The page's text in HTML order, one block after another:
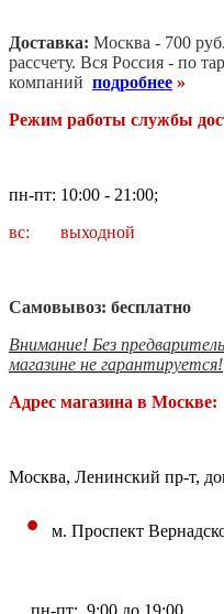
Доставка: Москва - 700
рассчету. Вся Россия - по
компаний подробнее »
Режим работы службы
пн-пт: 10:00 - 21:00;
вс: выходной
Самовывоз: бесплатно
Внимание! Без
магазине не гарантируется!
Адрес магазина в Москве:
Москва, Ленинский пр-т,
• м. Проспект
пн-пт: 9:00 до 19:00